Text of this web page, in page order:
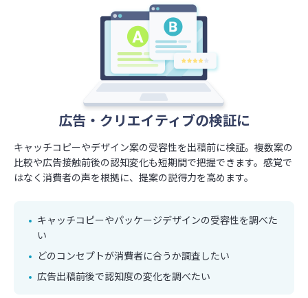
商品・サービス企画のための
企画段階のアイデア検証から施策の効果測定まで使える。アンケ
ートの作成～配信～回収をセルフで完結。新商品のターゲット選
新商品のターゲットを選定したい
消費者の求めている機能やニーズを探りたい
広告・クリエイティブの検証に
キャッチコピーやデザイン案の受容性を出稿前に検証。複数案の
比較や広告接触前後の認知変化も短期間で把握できます。感覚で
はなく消費者の声を根拠に、提案の説得力を高めます。
キャッチコピーやパッケージデザインの受容性を調べた
い
どのコンセプトが消費者に合うか調査したい
広告出稿前後で認知度の変化を調べたい
企画や提案の意思決定に
企画書に活用できる調査データを、必要なタイミングで取得。最
新の消費者意識の把握や新規事業プランの仮説検証を行い、意思
決定の精度とスピードを高めます。
企画書の質を上げる調査データが欲しい
サービス利用者の満足度を調べたい
接客に関する実態を把握したい
記事制作やプレスリリースの裏付けに
プレスリリースに活用できる独自調査を短期間で実施。自主調査
の連載企画やオウンドメディア記事のネタづくりにも活用でき、
継続的な情報発信をデータで支えます。
プレスリリースの裏付けとなる調査データを集めたい
自主調査の連載企画を作りたい
オウンドメディア記事作成のネタがほしい